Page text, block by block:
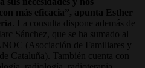
más eficacia”, apunta Esther
. La consulta dispone además de
Sánchez, que se ha sumado al
(Asociación de Familiares y
Cataluña). También cuenta con